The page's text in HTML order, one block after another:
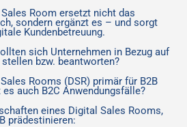
Room ersetzt nicht das
sondern ergänzt es – und sorgt
Kundenbetreuung.
sich Unternehmen in Bezug auf
bzw. beantworten?
Rooms (DSR) primär für B2B
auch B2C Anwendungsfälle?
eines Digital Sales Rooms,
prädestinieren: